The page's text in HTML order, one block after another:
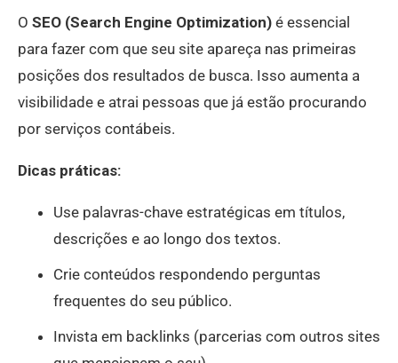
O SEO (Search Engine Optimization) é essencial
para fazer com que seu site apareça nas primeiras
posições dos resultados de busca. Isso aumenta a
visibilidade e atrai pessoas que já estão procurando
por serviços contábeis.
Dicas práticas:
Use palavras-chave estratégicas em títulos,
descrições e ao longo dos textos.
Crie conteúdos respondendo perguntas
frequentes do seu público.
Invista em backlinks (parcerias com outros sites